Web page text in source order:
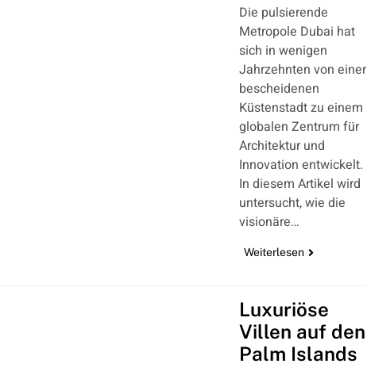
Die pulsierende
Metropole Dubai hat
sich in wenigen
Jahrzehnten von einer
bescheidenen
Küstenstadt zu einem
globalen Zentrum für
Architektur und
Innovation entwickelt.
In diesem Artikel wird
untersucht, wie die
visionäre…
Weiterlesen
Luxuriöse
Villen auf den
Palm Islands